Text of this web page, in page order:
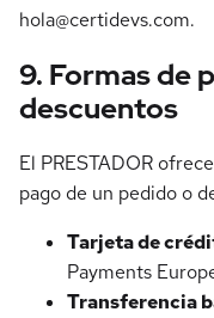
hola@certidevs.com.
9. Formas de
descuentos
El PRESTADOR
pago de un pedido o
Tarjeta de
Payments
Transferencia